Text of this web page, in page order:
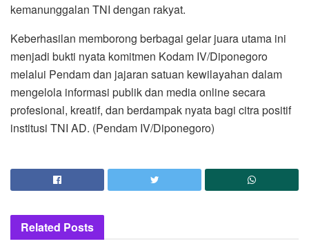
kemanunggalan TNI dengan rakyat.
Keberhasilan memborong berbagai gelar juara utama ini
menjadi bukti nyata komitmen Kodam IV/Diponegoro
melalui Pendam dan jajaran satuan kewilayahan dalam
mengelola informasi publik dan media online secara
profesional, kreatif, dan berdampak nyata bagi citra positif
institusi TNI AD. (Pendam IV/Diponegoro)
Related Posts